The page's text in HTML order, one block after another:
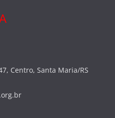
Centro, Santa Maria/RS